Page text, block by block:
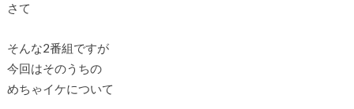
さて
そんな2番組ですが
今回はそのうちの
めちゃイケについて